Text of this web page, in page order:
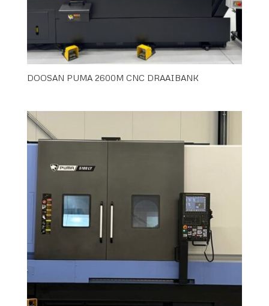
DOOSAN PUMA 2600M CNC DRAAIBANK